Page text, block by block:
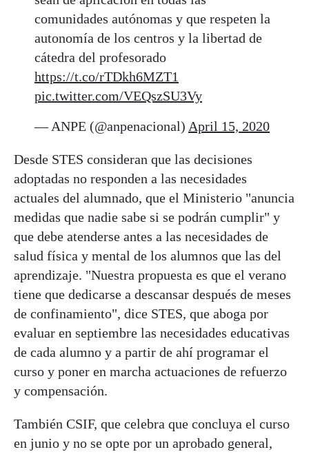
comunidades autónomas y que respeten la
autonomía de los centros y la libertad de
cátedra del profesorado
https://t.co/rTDkh6MZT1
pic.twitter.com/VEQszSU3Vy
— ANPE (@anpenacional) April 15, 2020
Desde STES consideran que las decisiones
adoptadas no responden a las necesidades
actuales del alumnado, que el Ministerio "anuncia
medidas que nadie sabe si se podrán cumplir" y
que debe atenderse antes a las necesidades de
salud física y mental de los alumnos que las del
aprendizaje. "Nuestra propuesta es que el verano
tiene que dedicarse a descansar después de meses
de confinamiento", dice STES, que aboga por
evaluar en septiembre las necesidades educativas
de cada alumno y a partir de ahí programar el
curso y poner en marcha actuaciones de refuerzo
y compensación.
También CSIF, que celebra que concluya el curso
en junio y no se opte por un aprobado general,